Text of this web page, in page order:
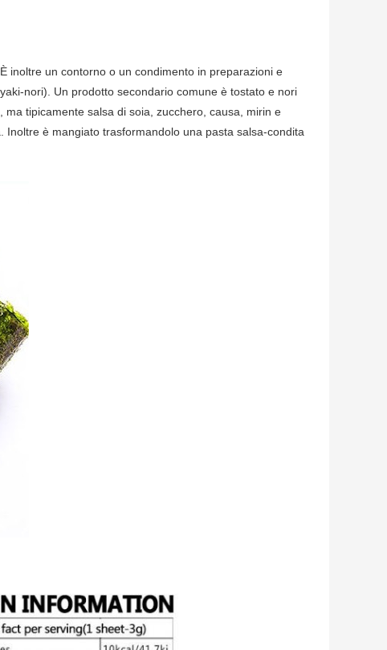
inoltre un contorno o un condimento in preparazioni e
nori). Un prodotto secondario comune è tostato e nori
tipicamente salsa di soia, zucchero, causa, mirin e
è mangiato trasformandolo una pasta salsa-condita